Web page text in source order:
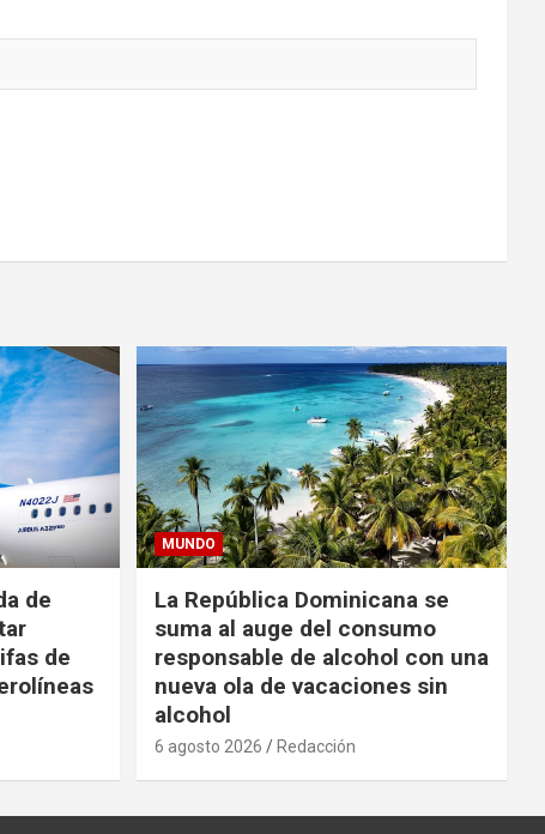
de
de
MUNDO
La República Dominicana se
suma al auge del consumo
responsable de alcohol con una
nueva ola de vacaciones sin
alcohol
6 agosto 2026 Redacción